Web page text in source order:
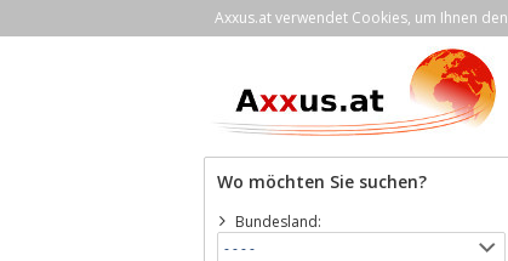
Axxus.at verwendet Cookies, um Ihnen
Wo möchten Sie suchen?
Bundesland: